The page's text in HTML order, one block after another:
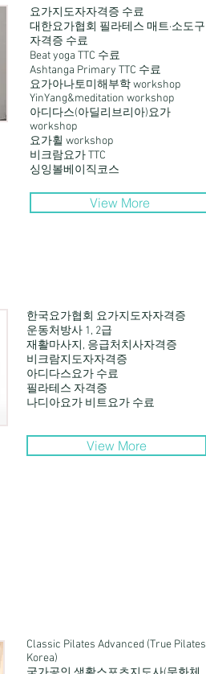
요가지도자자격증 수료
대한요가협회 필라테스 매트·소도구
자격증 수료
Beat yoga TTC 수료
Ashtanga Primary TTC 수료
요가아나토미해부학 workshop
YinYang&meditation workshop
아디다스(아딜리브리아)요가
workshop
요가휠 workshop
비크람요가 TTC
싱잉볼베이직코스
View More
한국요가협회 요가지도자자격증
운동처방사 1, 2급
재활마사지, 응급처치사자격증
비크람지도자자격증
아디다스요가 수료
필라테스 자격증
​나디아요가 비트요가 수료
View More
Classic Pilates Advanced (True Pilates
Korea)